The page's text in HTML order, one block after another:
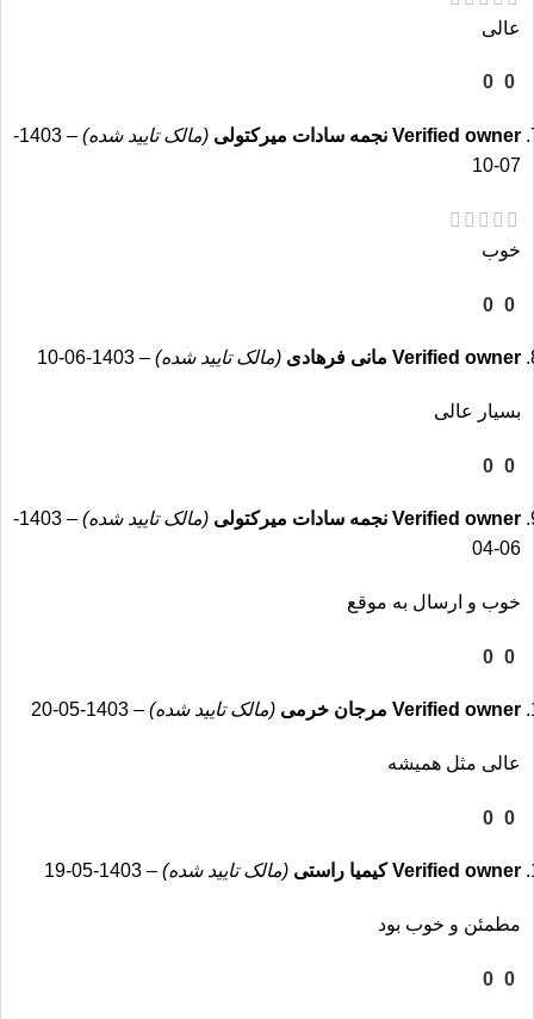
عالی
0
0
Verified owner نجمه سادات میرکتولی (مالک تایید شده) –
1403-
07-10
خوب
0
0
Verified owner مانی فرهادی (مالک تایید شده) –
1403-06-10
بسیار عالی
0
0
Verified owner نجمه سادات میرکتولی (مالک تایید شده) –
1403-
06-04
خوب و ارسال به موقع
0
0
Verified owner مرجان خرمی (مالک تایید شده) –
1403-05-20
عالی مثل همیشه
0
0
Verified owner کیمیا راستی (مالک تایید شده) –
1403-05-19
مطمئن و خوب بود
0
0